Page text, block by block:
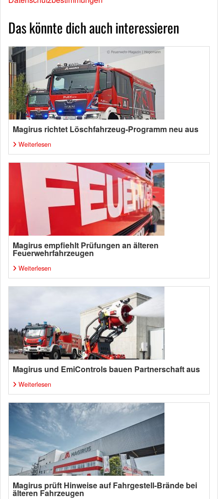
Das könnte dich auch interessieren
Magirus richtet Löschfahrzeug-Programm neu aus
Weiterlesen
Magirus empfiehlt Prüfungen an älteren
Feuerwehrfahrzeugen
Weiterlesen
Magirus und EmiControls bauen Partnerschaft aus
Weiterlesen
Magirus prüft Hinweise auf Fahrgestell-Brände bei
älteren Fahrzeugen